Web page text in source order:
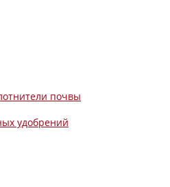
почвы
удобрений